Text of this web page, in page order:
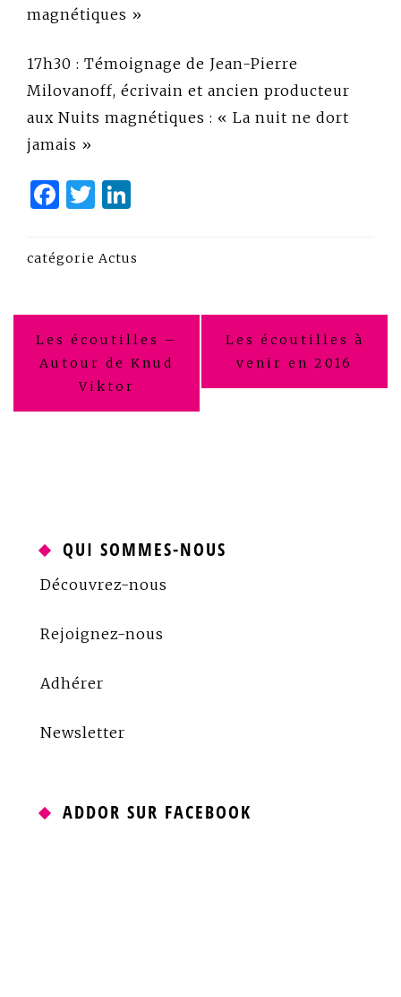
magnétiques »
17h30 : Témoignage de Jean-Pierre
Milovanoff, écrivain et ancien producteur
aux Nuits magnétiques : « La nuit ne dort
jamais »
Facebook
Twitter
catégorie Actus
Navigation
de
l’article
Les écoutilles –
Autour de Knud
Viktor
Les écoutilles à
venir en 2016
QUI SOMMES-NOUS
Découvrez-nous
Rejoignez-nous
Adhérer
Newsletter
ADDOR SUR FACEBOOK